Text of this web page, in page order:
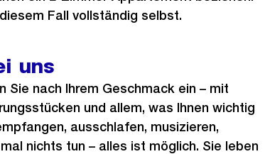
Fall vollständig selbst.
uns
Sie nach Ihrem Geschmack ein – mit
und allem, was Ihnen wichtig
ausschlafen, musizieren,
nichts tun – alles ist möglich. Sie leben